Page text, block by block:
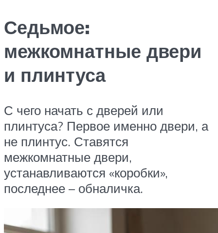
Седьмое:
межкомнатные двери
и плинтуса
С чего начать с дверей или
плинтуса? Первое именно двери, а
не плинтус. Ставятся
межкомнатные двери,
устанавливаются «коробки»,
последнее – обналичка.